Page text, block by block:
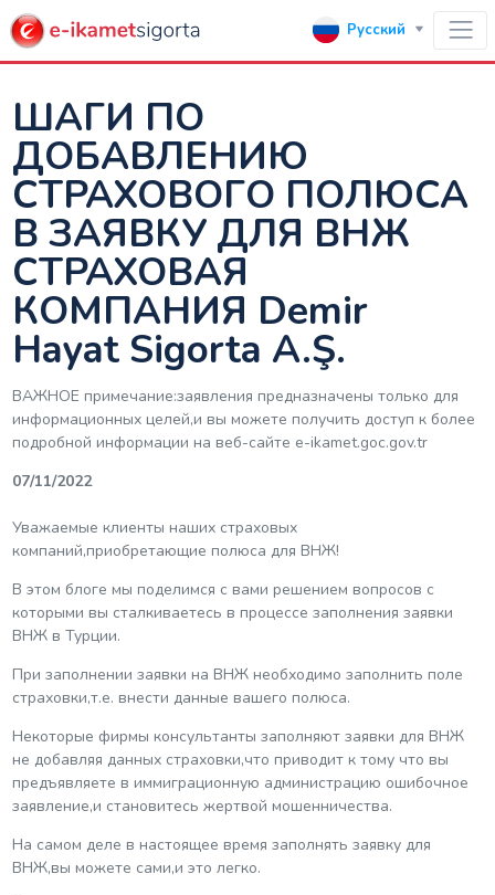
Русский
ШАГИ ПО
ДОБАВЛЕНИЮ
СТРАХОВОГО ПОЛЮСА
В ЗАЯВКУ ДЛЯ ВНЖ
СТРАХОВАЯ
КОМПАНИЯ Demir
Hayat Sigorta A.Ş.
ВАЖНОЕ примечание:заявления предназначены только для
информационных целей,и вы можете получить доступ к более
подробной информации на веб-сайте е-ikamet.goc.gov.tr
07/11/2022
Уважаемые клиенты наших страховых
компаний,приобретающие полюса для ВНЖ!
В этом блоге мы поделимся с вами решением вопросов с
которыми вы сталкиваетесь в процессе заполнения заявки
ВНЖ в Турции.
При заполнении заявки на ВНЖ необходимо заполнить поле
страховки,т.е. внести данные вашего полюса.
Некоторые фирмы консультанты заполняют заявки для ВНЖ
не добавляя данных страховки,что приводит к тому что вы
предъявляете в иммиграционную администрацию ошибочное
заявление,и становитесь жертвой мошенничества.
На самом деле в настоящее время заполнять заявку для
ВНЖ,вы можете сами,и это легко.